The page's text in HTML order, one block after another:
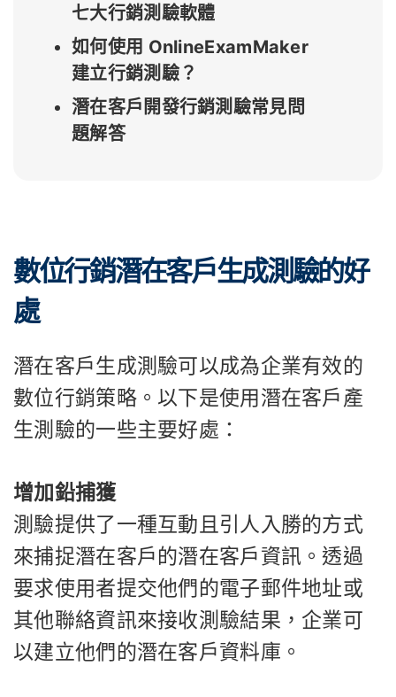
七大行銷測驗軟體
如何使用 OnlineExamMaker
建立行銷測驗？
潛在客戶開發行銷測驗常見問
題解答
數位行銷潛在客戶生成測驗的好
處
潛在客戶生成測驗可以成為企業有效的
數位行銷策略。以下是使用潛在客戶產
生測驗的一些主要好處：
增加鉛捕獲
測驗提供了一種互動且引人入勝的方式
來捕捉潛在客戶的潛在客戶資訊。透過
要求使用者提交他們的電子郵件地址或
其他聯絡資訊來接收測驗結果，企業可
以建立他們的潛在客戶資料庫。